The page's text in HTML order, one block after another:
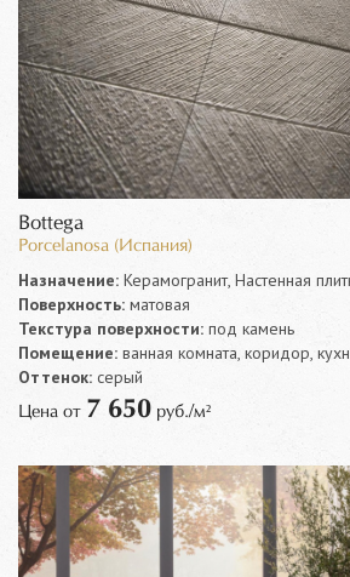
Bottega
Porcelanosa (Испания)
Назначение: Керамогранит, Настенная
Поверхность: матовая
Текстура поверхности: под камень
Помещение: ванная комната, коридор,
Оттенок: серый
Цена от 7 650 руб./м²